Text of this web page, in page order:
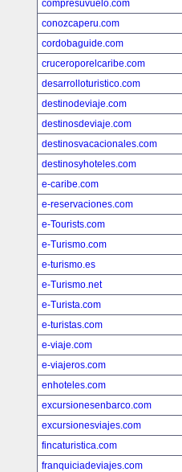
compresuvuelo.com
conozcaperu.com
cordobaguide.com
cruceroporelcaribe.com
desarrolloturistico.com
destinodeviaje.com
destinosdeviaje.com
destinosvacacionales.com
destinosyhoteles.com
e-caribe.com
e-reservaciones.com
e-Tourists.com
e-Turismo.com
e-turismo.es
e-Turismo.net
e-Turista.com
e-turistas.com
e-viaje.com
e-viajeros.com
enhoteles.com
excursionesenbarco.com
excursionesviajes.com
fincaturistica.com
franquiciadeviajes.com